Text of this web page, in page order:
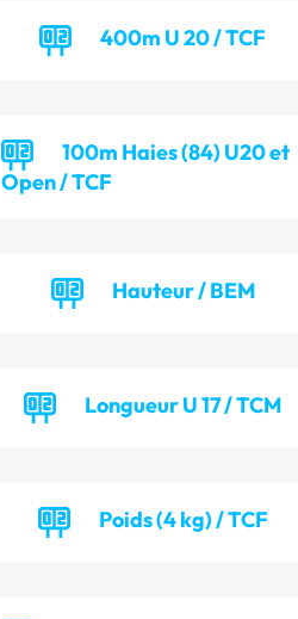
400m U 20 / TCF
100m Haies (84) U20 et
Open / TCF
Hauteur / BEM
Longueur U 17 / TCM
Poids (4 kg) / TCF